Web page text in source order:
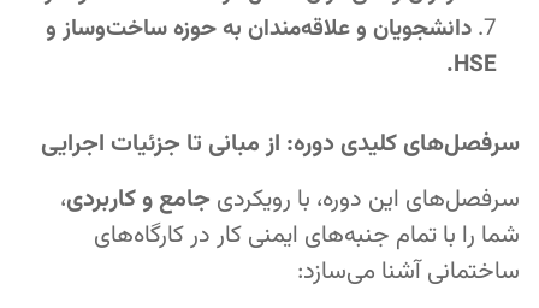
دانشجویان و علاقه‌مندان به حوزه ساخت‌وساز و
HSE.
سرفصل‌های کلیدی دوره: از مبانی تا جزئیات اجرایی
سرفصل‌های این دوره، با رویکردی جامع و کاربردی،
شما را با تمام جنبه‌های ایمنی کار در کارگاه‌های
ساختمانی آشنا می‌سازد: